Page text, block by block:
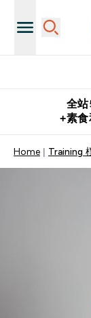
全站
+素
Home Training